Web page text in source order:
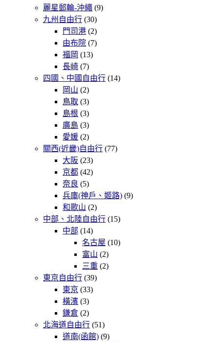
麗星郵輪-沖繩 (9)
九州自由行 (30)
門司港 (2)
由布院 (7)
福岡 (13)
長崎 (7)
四國、中國自由行 (14)
岡山 (2)
鳥取 (3)
島根 (3)
廣島 (3)
愛媛 (2)
關西(近畿)自由行 (77)
大阪 (23)
京都 (42)
奈良 (5)
兵庫(神戶、姬路) (9)
和歌山 (2)
中部、北陸自由行 (15)
中部 (14)
名古屋 (10)
富山 (2)
三重 (2)
東京自由行 (39)
東京 (33)
橫濱 (3)
鎌倉 (2)
北海道自由行 (51)
道南(函館) (9)